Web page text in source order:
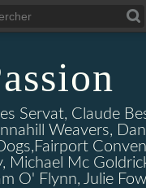
Servat, Claude
Weavers,
Michael Mc
O' Flynn, Julie